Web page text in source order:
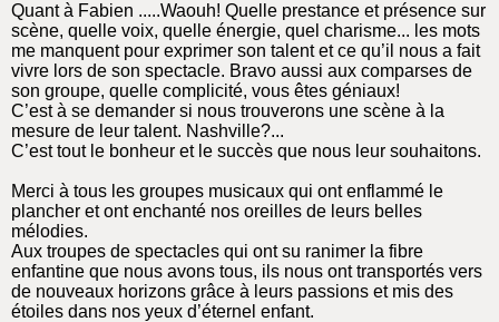
Quant à Fabien .....Waouh! Quelle prestance et présence sur
scène, quelle voix, quelle énergie, quel charisme... les mots
me manquent pour exprimer son talent et ce qu’il nous a fait
vivre lors de son spectacle. Bravo aussi aux comparses de
son groupe, quelle complicité, vous êtes géniaux!
C’est à se demander si nous trouverons une scène à la
mesure de leur talent. Nashville?...
C’est tout le bonheur et le succès que nous leur souhaitons.
Merci à tous les groupes musicaux qui ont enflammé le
plancher et ont enchanté nos oreilles de leurs belles
mélodies.
Aux troupes de spectacles qui ont su ranimer la fibre
enfantine que nous avons tous, ils nous ont transportés vers
de nouveaux horizons grâce à leurs passions et mis des
étoiles dans nos yeux d’éternel enfant.